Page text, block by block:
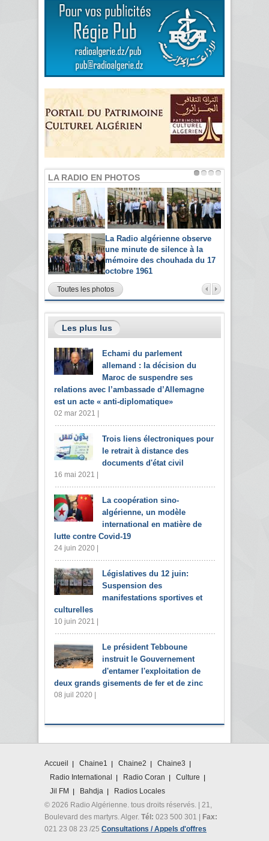
LA RADIO EN PHOTOS
La Radio algérienne observe
une minute de silence à la
mémoire des chouhada du 17
octobre 1961
Toutes les photos
Les plus lus
Echami du parlement
allemand : la décision du
Maroc de suspendre ses
relations avec l’ambassade d’Allemagne
est un acte « anti-diplomatique»
02 mar 2021 |
Trois liens électroniques pour
le retrait à distance des
documents d'état civil
16 mai 2021 |
La coopération sino-
algérienne, un modèle
international en matière de
lutte contre Covid-19
24 juin 2020 |
Législatives du 12 juin:
Suspension des
manifestations sportives et
culturelles
10 juin 2021 |
Le président Tebboune
instruit le Gouvernement
d'entamer l'exploitation de
deux grands gisements de fer et de zinc
08 juil 2020 |
Accueil Chaine1 Chaine2
Chaine3
Radio International
Radio Coran
Culture
Jil FM
Bahdja
Radios Locales
© 2026 Radio Algérienne. tous droits réservés. | 21,
Boulevard des martyrs. Alger. Tél: 023 500 301 | Fax:
021 23 08 23 /25 Consultations / Appels d'offres